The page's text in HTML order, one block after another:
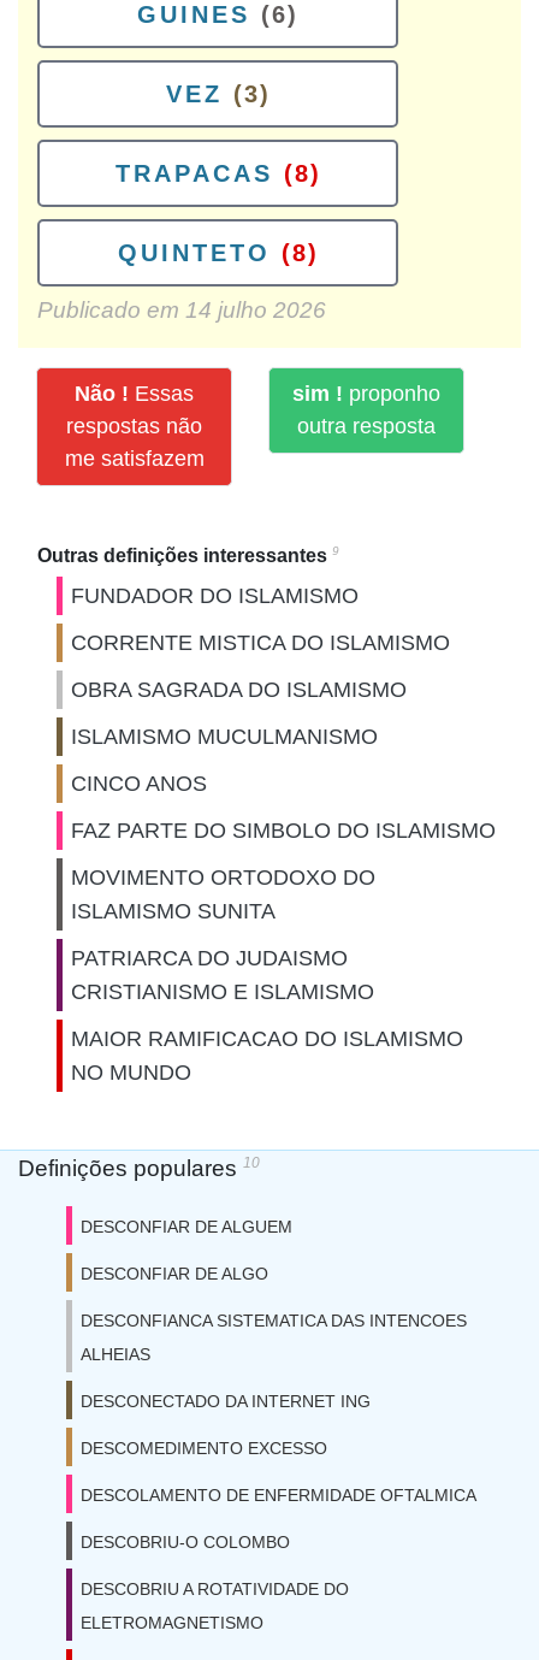
GUINES (6)
VEZ (3)
TRAPACAS (8)
QUINTETO (8)
Publicado em 14 julho 2026
Não ! Essas
respostas não
me satisfazem
sim ! proponho
outra resposta
Outras definições interessantes 9
FUNDADOR DO ISLAMISMO
CORRENTE MISTICA DO ISLAMISMO
OBRA SAGRADA DO ISLAMISMO
ISLAMISMO MUCULMANISMO
CINCO ANOS
FAZ PARTE DO SIMBOLO DO ISLAMISMO
MOVIMENTO ORTODOXO DO
ISLAMISMO SUNITA
PATRIARCA DO JUDAISMO
CRISTIANISMO E ISLAMISMO
MAIOR RAMIFICACAO DO ISLAMISMO
NO MUNDO
Definições populares 10
DESCONFIAR DE ALGUEM
DESCONFIAR DE ALGO
DESCONFIANCA SISTEMATICA DAS INTENCOES
ALHEIAS
DESCONECTADO DA INTERNET ING
DESCOMEDIMENTO EXCESSO
DESCOLAMENTO DE ENFERMIDADE OFTALMICA
DESCOBRIU-O COLOMBO
DESCOBRIU A ROTATIVIDADE DO
ELETROMAGNETISMO